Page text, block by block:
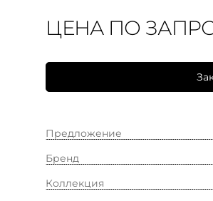
ЦЕНА ПО
Предложение
Бренд
Коллекция